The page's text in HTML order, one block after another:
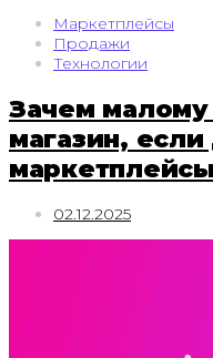
Маркетплейсы
Продажи
Технологии
Зачем малому
магазин,
маркетплейсы
02.12.2025